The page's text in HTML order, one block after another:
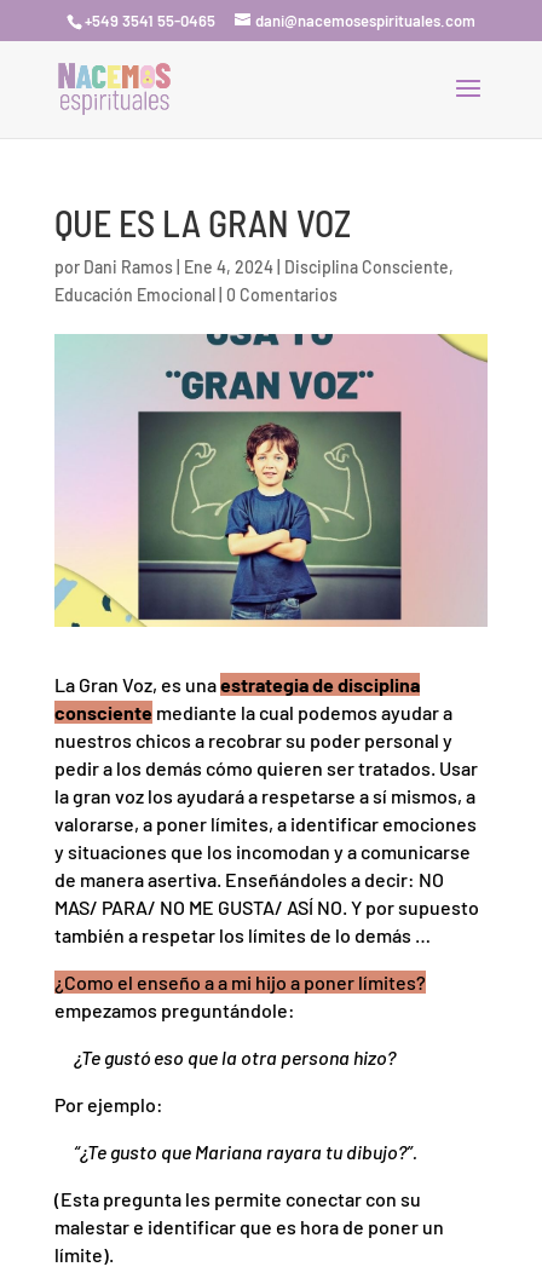
+549 3541 55-0465 dani@nacemosespirituales.com
QUE ES LA GRAN VOZ
por Dani Ramos| Ene 4, 2024| Disciplina Consciente,
Educación Emocional| 0 Comentarios
La Gran Voz, es unaestrategia de disciplina
conscientemediante la cual podemos ayudar a
nuestros chicos a recobrar su poder personal y
pedir a los demás cómo quieren ser tratados. Usar
la gran voz los ayudará a respetarse a sí mismos, a
valorarse, a poner límites, a identificar emociones
y situaciones que los incomodan y a comunicarse
de manera asertiva. Enseñándoles a decir: NO
MAS/ PARA/ NO ME GUSTA/ ASÍ NO. Y por supuesto
también a respetar los límites de lo demás …
¿Como el enseño a a mi hijo a poner límites?
empezamos preguntándole:
¿Te gustó eso que la otra persona hizo?
Por ejemplo:
“¿Te gusto que Mariana rayara tu dibujo?”.
(Esta pregunta les permite conectar con su
malestar e identificar que es hora de poner un
límite).